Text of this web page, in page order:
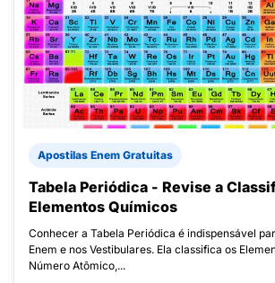
Apostilas Enem Gratuitas
Tabela Periódica - Revise a
Elementos Químicos
Conhecer a Tabela Periódica é indispensável
Enem e nos Vestibulares. Ela classifica os
Número Atômico,...